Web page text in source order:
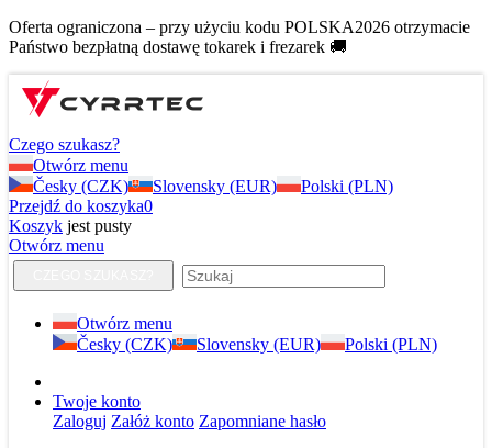
Oferta ograniczona – przy użyciu kodu POLSKA2026 otrzymacie
Państwo bezpłatną dostawę tokarek i frezarek 🚚
Czego szukasz?
Otwórz menu
Česky (CZK)
Slovensky (EUR)
Polski (PLN)
Przejdź do koszyka0
Koszyk jest pusty
Otwórz menu
Otwórz menu
Česky (CZK)
Slovensky (EUR) Polski (PLN)
Twoje konto
Zaloguj Załóż konto Zapomniane hasło